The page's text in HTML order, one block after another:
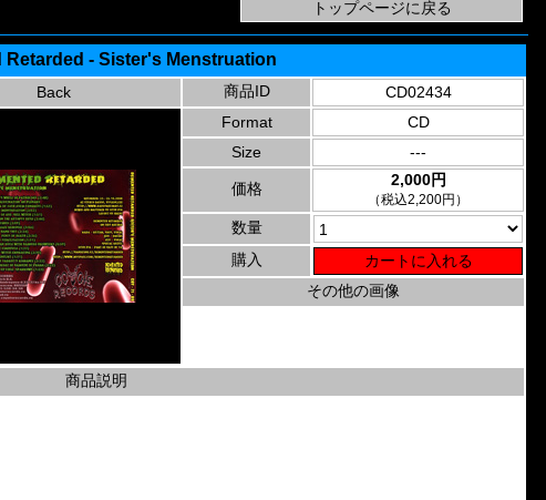
Retarded - Sister's Menstruation
Back 商品ID
CD02434
Format
CD
Size
---
価格 2,000円
（税込2,200円）
数量
購入
その他の画像
商品説明